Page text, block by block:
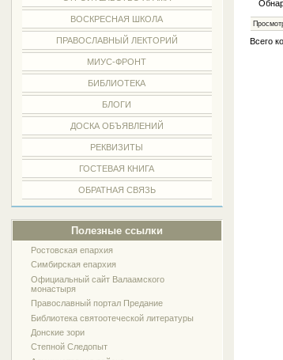
ВОСКРЕСНАЯ ШКОЛА
ПРАВОСЛАВНЫЙ ЛЕКТОРИЙ
МИУС-ФРОНТ
БИБЛИОТЕКА
БЛОГИ
ДОСКА ОБЪЯВЛЕНИЙ
РЕКВИЗИТЫ
ГОСТЕВАЯ КНИГА
ОБРАТНАЯ СВЯЗЬ
Полезные ссылки
Ростовская епархия
Симбирская епархия
Официальный сайт Валаамского
монастыря
Православный портал Предание
Библиотека святоотеческой литературы
Донские зори
Степной Следопыт
Всего